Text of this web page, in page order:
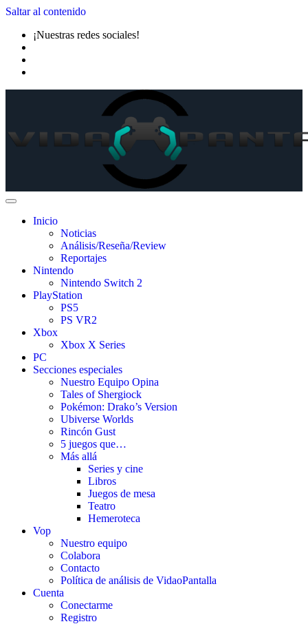
Saltar al contenido
¡Nuestras redes sociales!
Inicio
Noticias
Análisis/Reseña/Review
Reportajes
Nintendo
Nintendo Switch 2
PlayStation
PS5
PS VR2
Xbox
Xbox X Series
PC
Secciones especiales
Nuestro Equipo Opina
Tales of Shergiock
Pokémon: Drako’s Version
Ubiverse Worlds
Rincón Gust
5 juegos que…
Más allá
Series y cine
Libros
Juegos de mesa
Teatro
Hemeroteca
Vop
Nuestro equipo
Colabora
Contacto
Política de análisis de VidaoPantalla
Cuenta
Conectarme
Registro